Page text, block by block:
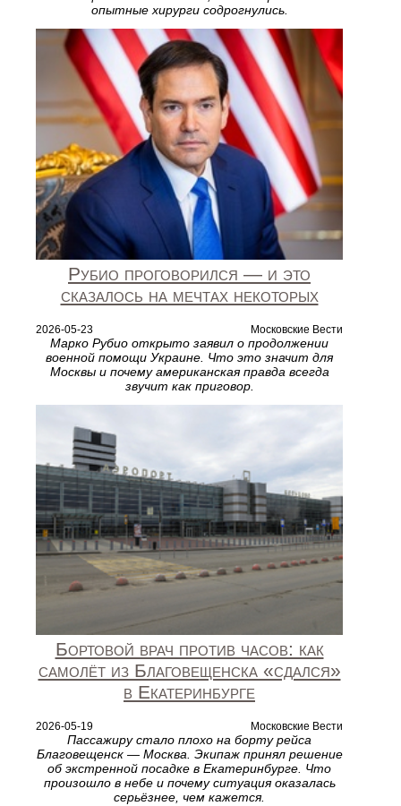
опытные хирурги содрогнулись.
Рубио проговорился — и это
сказалось на мечтах некоторых
2026-05-23 Московские Вести
Марко Рубио открыто заявил о продолжении
военной помощи Украине. Что это значит для
Москвы и почему американская правда всегда
звучит как приговор.
Бортовой врач против часов: как
самолёт из Благовещенска «сдался»
в Екатеринбурге
2026-05-19 Московские Вести
Пассажиру стало плохо на борту рейса
Благовещенск — Москва. Экипаж принял решение
об экстренной посадке в Екатеринбурге. Что
произошло в небе и почему ситуация оказалась
серьёзнее, чем кажется.